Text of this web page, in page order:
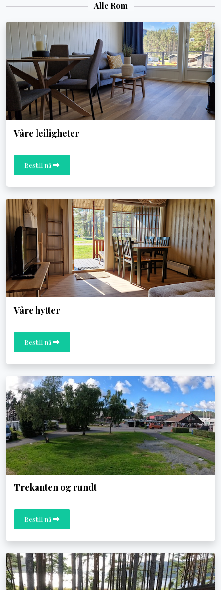
Alle Rom
Våre leiligheter
Bestill nå
Våre hytter
Bestill nå
Trekanten og rundt
Bestill nå